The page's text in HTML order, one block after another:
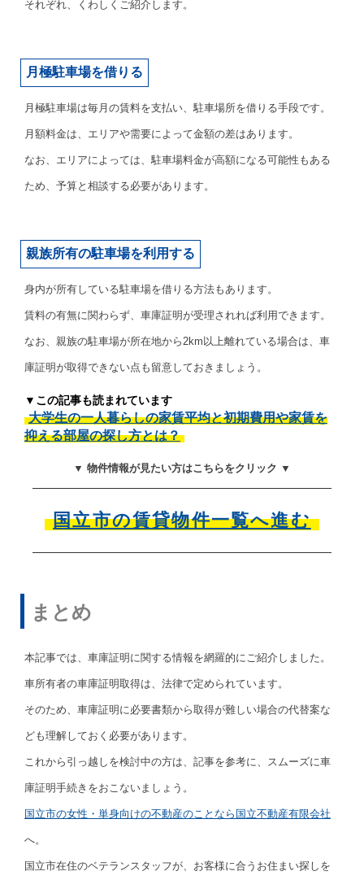
それぞれ、くわしくご紹介します。
月極駐車場を借りる
月極駐車場は毎月の賃料を支払い、駐車場所を借りる手段です。
月額料金は、エリアや需要によって金額の差はあります。
なお、エリアによっては、駐車場料金が高額になる可能性もある
ため、予算と相談する必要があります。
親族所有の駐車場を利用する
身内が所有している駐車場を借りる方法もあります。
賃料の有無に関わらず、車庫証明が受理されれば利用できます。
なお、親族の駐車場が所在地から2km以上離れている場合は、車
庫証明が取得できない点も留意しておきましょう。
▼この記事も読まれています
大学生の一人暮らしの家賃平均と初期費用や家賃を
抑える部屋の探し方とは？
▼ 物件情報が見たい方はこちらをクリック ▼
国立市の賃貸物件一覧へ進む
まとめ
本記事では、車庫証明に関する情報を網羅的にご紹介しました。
車所有者の車庫証明取得は、法律で定められています。
そのため、車庫証明に必要書類から取得が難しい場合の代替案な
ども理解しておく必要があります。
これから引っ越しを検討中の方は、記事を参考に、スムーズに車
庫証明手続きをおこないましょう。
国立市の女性・単身向けの不動産のことなら国立不動産有限会社
へ。
国立市在住のベテランスタッフが、お客様に合うお住まい探しを